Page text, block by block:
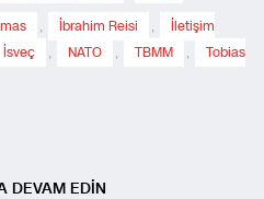
, İbrahim Reisi ,
İletişim
İsveç , NATO , TBMM ,
Tobias
DEVAM EDİN